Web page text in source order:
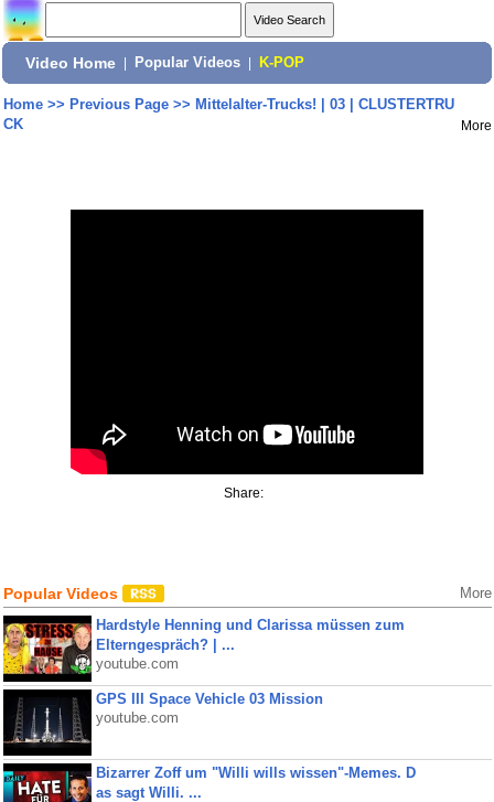
Video Home Popular Videos K-POP
Home>> Previous Page>> Mittelalter-Trucks! | 03 | CLUSTERTRU
CK
More
Share:
Popular Videos More
Hardstyle Henning und Clarissa müssen zum
Elterngespräch? | ...
youtube.com
GPS III Space Vehicle 03 Mission
youtube.com
Bizarrer Zoff um "Willi wills wissen"-Memes. D
as sagt Willi. ...